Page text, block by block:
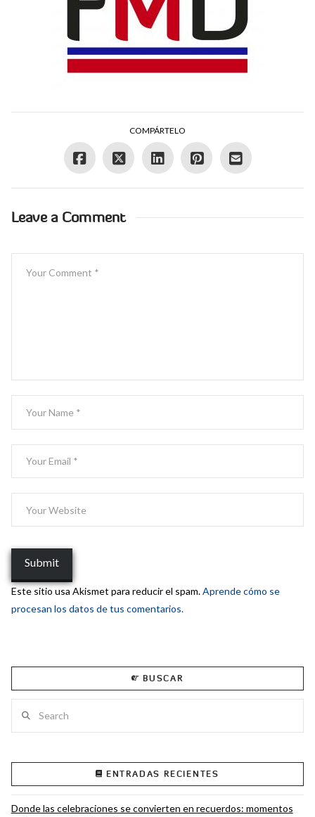
COMPÁRTELO
Leave a Comment
Este sitio usa Akismet para reducir el spam.Aprende cómo se
procesan los datos de tus comentarios.
BUSCAR
ENTRADAS RECIENTES
Donde las celebraciones se convierten en recuerdos: momentos